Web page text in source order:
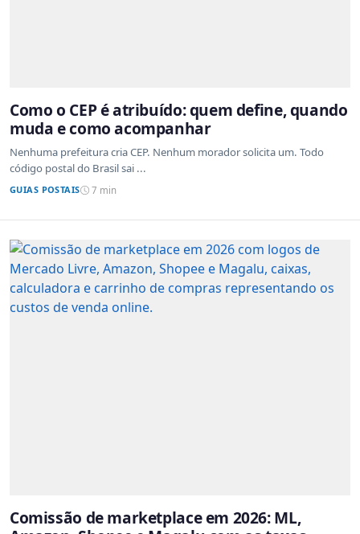
Como o CEP é atribuído: quem define, quando
muda e como acompanhar
Nenhuma prefeitura cria CEP. Nenhum morador solicita um. Todo
código postal do Brasil sai ...
GUIAS POSTAIS 7 min
Comissão de marketplace em 2026: ML,